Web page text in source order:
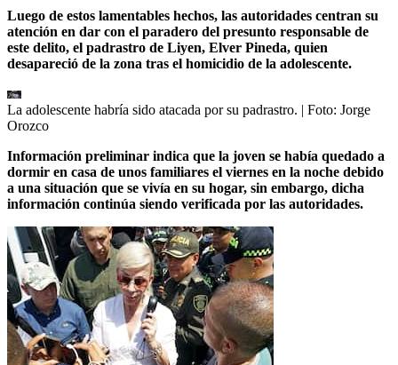
Luego de estos lamentables hechos, las autoridades centran su
atención en dar con el paradero del presunto responsable de
este delito, el padrastro de Liyen, Elver Pineda, quien
desapareció de la zona tras el homicidio de la adolescente.
La adolescente habría sido atacada por su padrastro. | Foto: Jorge
Orozco
Información preliminar indica que la joven se había quedado a
dormir en casa de unos familiares el viernes en la noche debido
a una situación que se vivía en su hogar, sin embargo, dicha
información continúa siendo verificada por las autoridades.